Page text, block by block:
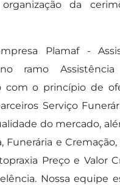
organização da
Plamaf -
ramo
com o princípio de
Serviço
do mercado,
Funerária e
Preço e Valor
Nossa equipe